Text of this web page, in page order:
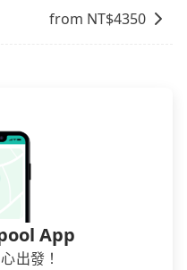
from NT$4350
App
出發！